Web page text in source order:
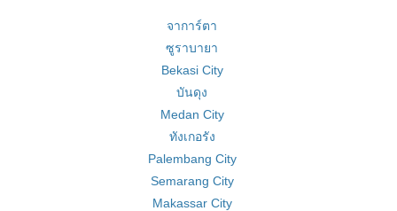
จาการ์ตา
ซูราบายา
Bekasi City
บันดุง
Medan City
ทังเกอรัง
Palembang City
Semarang City
Makassar City